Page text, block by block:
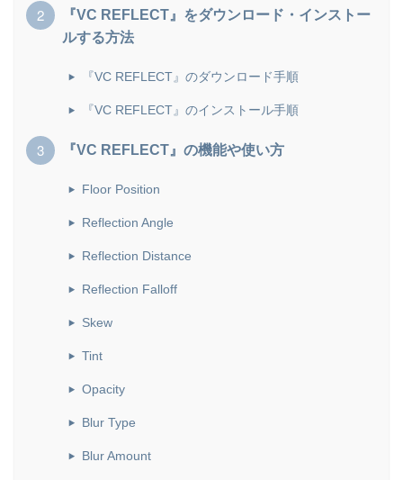
『VC REFLECT』をダウンロード・インストー
ルする方法
『VC REFLECT』のダウンロード手順
『VC REFLECT』のインストール手順
『VC REFLECT』の機能や使い方
Floor Position
Reflection Angle
Reflection Distance
Reflection Falloff
Skew
Tint
Opacity
Blur Type
Blur Amount